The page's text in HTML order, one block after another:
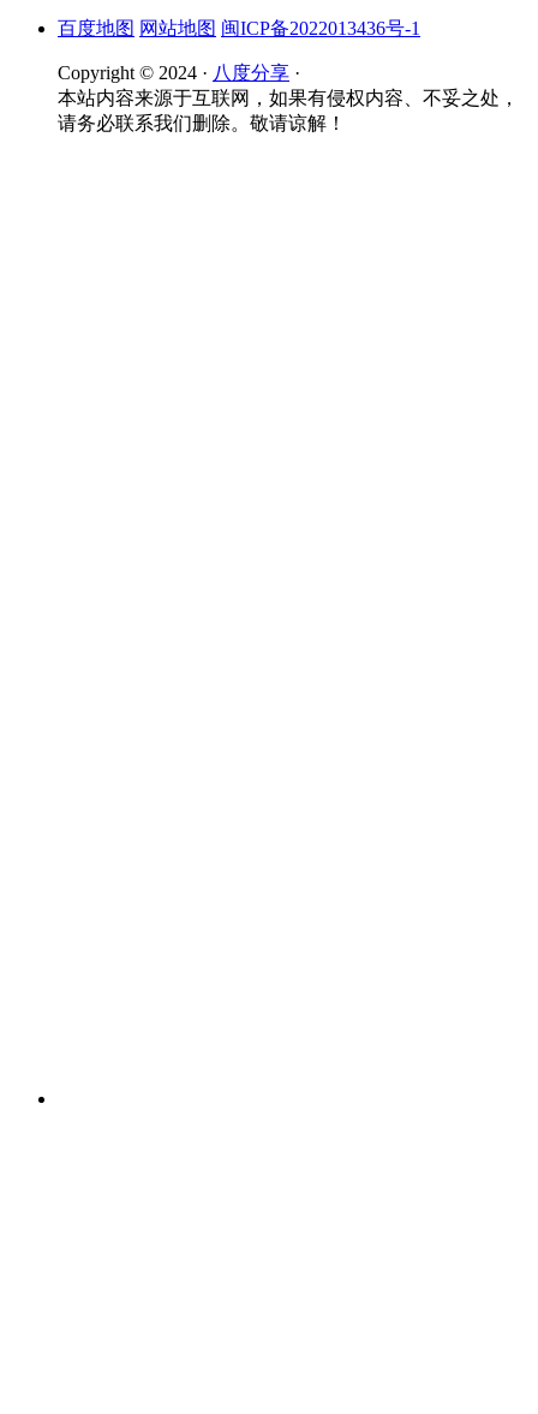
百度地图 网站地图 闽ICP备2022013436号-1
Copyright © 2024 · 八度分享 ·
本站内容来源于互联网，如果有侵权内容、不妥之处，
请务必联系我们删除。敬请谅解！